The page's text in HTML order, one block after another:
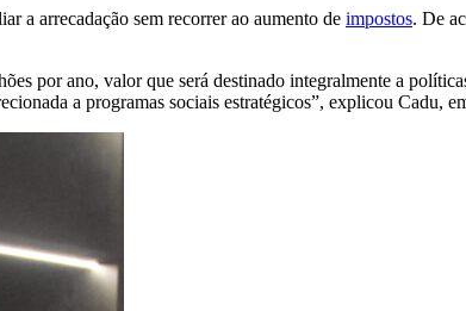
a arrecadação sem recorrer ao aumento de impostos. De
por ano, valor que será destinado integralmente a
a programas sociais estratégicos”, explicou Cadu,